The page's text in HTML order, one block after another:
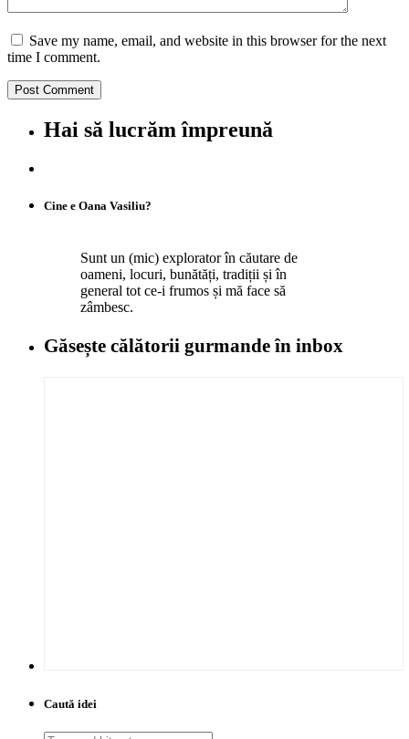
Save my name, email, and website in this browser for the next
time I comment.
Hai să lucrăm împreună
Cine e Oana Vasiliu?
Sunt un (mic) explorator în căutare de
oameni, locuri, bunătăți, tradiții și în
general tot ce-i frumos și mă face să
zâmbesc.
Găsește călătorii gurmandeîn inbox
Caută idei